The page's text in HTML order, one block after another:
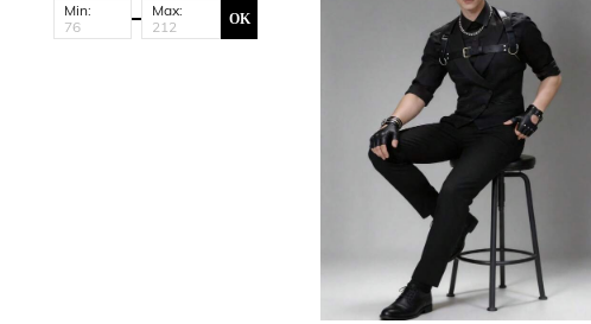
Min: Max: OK